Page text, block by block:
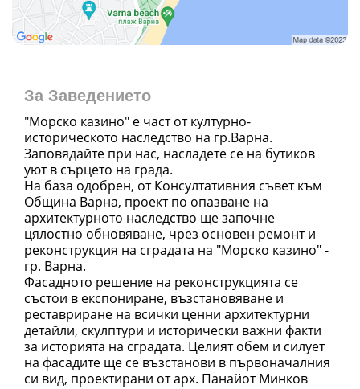
За Заведението
"Морско казино" е част от културно-
историческото наследство на гр.Варна.
Заповядайте при нас, насладете се на бутиков
уют в сърцето на града.
На база одобрен, от Консултативния съвет към
Община Варна, проект по опазване на
архитектурното наследство ще започне
цялостно обновяване, чрез основен ремонт и
реконструкция на сградата на "Морско казино" -
гр. Варна.
Фасадното решение на реконструкцията се
състои в експониране, възстановяване и
реставриране на всички ценни архитектурни
детайли, скулптури и исторически важни факти
за историята на сградата. Целият обем и силует
на фасадите ще се възстанови в първоначалния
си вид, проектирани от арх. Панайот Минков